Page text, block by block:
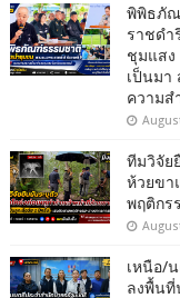
พิพิธภั
ราชดำ
ชุมแสง
เป็นมา
ความส
ทีมวิจัย
ห้วยขา
พฤติกร
เหนือ/
ลงพื้นที่